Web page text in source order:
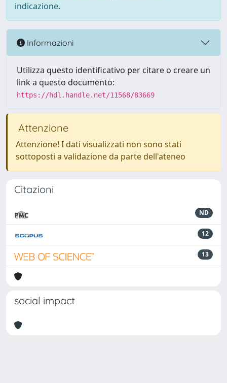
indicazione.
Informazioni
Utilizza questo identificativo per citare o creare un
link a questo documento:
https://hdl.handle.net/11568/83669
Attenzione
Attenzione! I dati visualizzati non sono stati
sottoposti a validazione da parte dell'ateneo
Citazioni
ND
12
13
social impact